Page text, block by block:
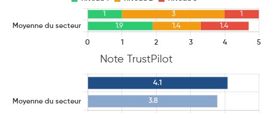
Note TrustPilot